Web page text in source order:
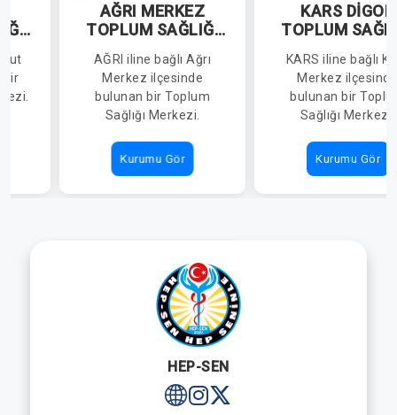
bir
AĞRI MERKEZ
TOPLUM SAĞLIĞI
AĞRI iline bağlı Ağrı
Merkez ilçesinde
bulunan bir Toplum
Sağlığı Merkezi.
Kurumu Gör
KARS DİGOR
TOPLUM
KARS iline bağlı
Merkez ilçesinde
bulunan bir
Sağlığı Merkezi.
Kurumu Gör
HEP-SEN